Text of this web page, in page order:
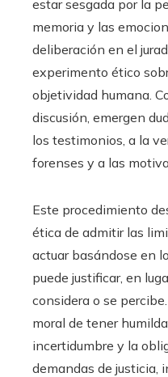
estar sesgada por la
memoria y las
deliberación en el
experimento ético
objetividad humana.
discusión, emergen
los testimonios, a la
forenses y a las
Este procedimiento
ética de admitir las
actuar basándose en
puede justificar, en
considera o se
moral de tener
incertidumbre y la
demandas de justicia,